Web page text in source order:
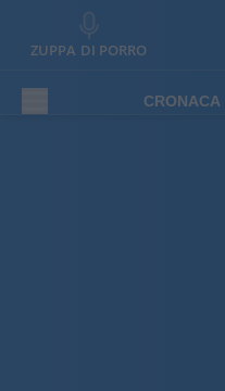
ZUPPA DI PORRO
CRONACA